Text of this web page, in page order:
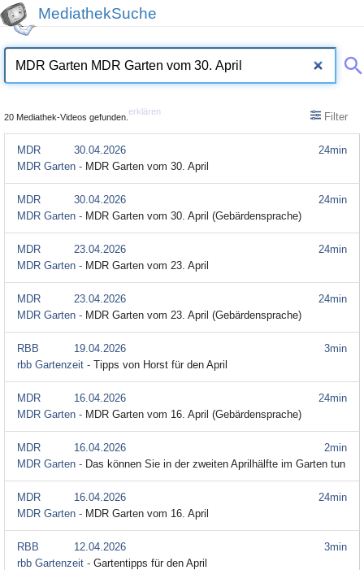
MediathekSuche
20 Mediathek-Videos gefunden.
erklären Filter
24min
MDR
30.04.2026
MDR Garten - MDR Garten vom 30. April
24min
MDR
30.04.2026
MDR Garten - MDR Garten vom 30. April (Gebärdensprache)
24min
MDR
23.04.2026
MDR Garten - MDR Garten vom 23. April
24min
MDR
23.04.2026
MDR Garten - MDR Garten vom 23. April (Gebärdensprache)
3min
RBB
19.04.2026
rbb Gartenzeit - Tipps von Horst für den April
24min
MDR
16.04.2026
MDR Garten - MDR Garten vom 16. April (Gebärdensprache)
2min
MDR
16.04.2026
MDR Garten - Das können Sie in der zweiten Aprilhälfte im Garten tun
24min
MDR
16.04.2026
MDR Garten - MDR Garten vom 16. April
3min
RBB
12.04.2026
rbb Gartenzeit - Gartentipps für den April